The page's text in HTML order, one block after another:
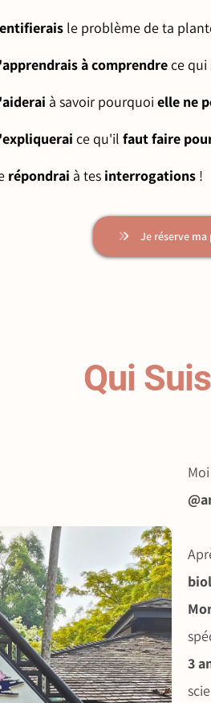
le problème de ta
àcomprendrece qui
à savoir pourquoi elle ne
ce qu'il faut faire
répondrai à tes interrogations !
Je réserve ma
Qui
Moi
3